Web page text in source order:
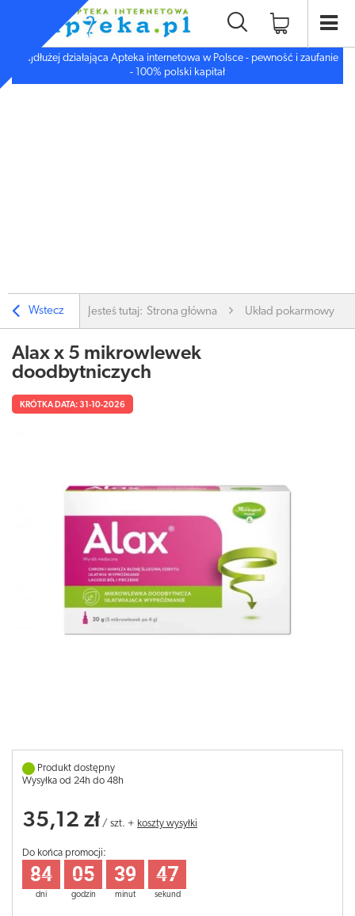
Najdłużej działająca Apteka internetowa w Polsce - pewność i zaufanie
- 100% polski kapitał
Wstecz Jesteś tutaj: Strona główna Układ pokarmowy
Alax x 5 mikrowlewek
doodbytniczych
KRÓTKA DATA: 31-10-2026
Produkt dostępny
Wysyłka od 24h do 48h
35,12 zł / szt. + koszty wysyłki
Do końca promocji:
dni
84
godzin
05
minut
39
sekund
47